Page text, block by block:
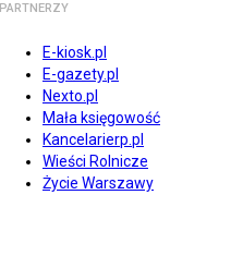
PARTNERZY
E-kiosk.pl
E-gazety.pl
Nexto.pl
Mała księgowość
Kancelarierp.pl
Wieści Rolnicze
Życie Warszawy